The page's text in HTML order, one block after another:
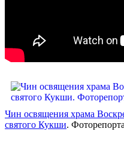
Чин освящения храма
святого Кукши.